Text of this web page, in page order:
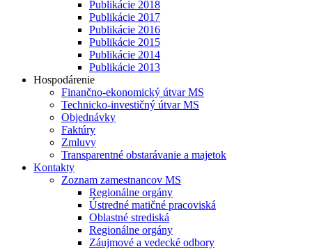
Publikácie 2018
Publikácie 2017
Publikácie 2016
Publikácie 2015
Publikácie 2014
Publikácie 2013
Hospodárenie
Finančno-ekonomický útvar MS
Technicko-investičný útvar MS
Objednávky
Faktúry
Zmluvy
Transparentné obstarávanie a majetok
Kontakty
Zoznam zamestnancov MS
Regionálne orgány
Ústredné matičné pracoviská
Oblastné strediská
Regionálne orgány
Záujmové a vedecké odbory